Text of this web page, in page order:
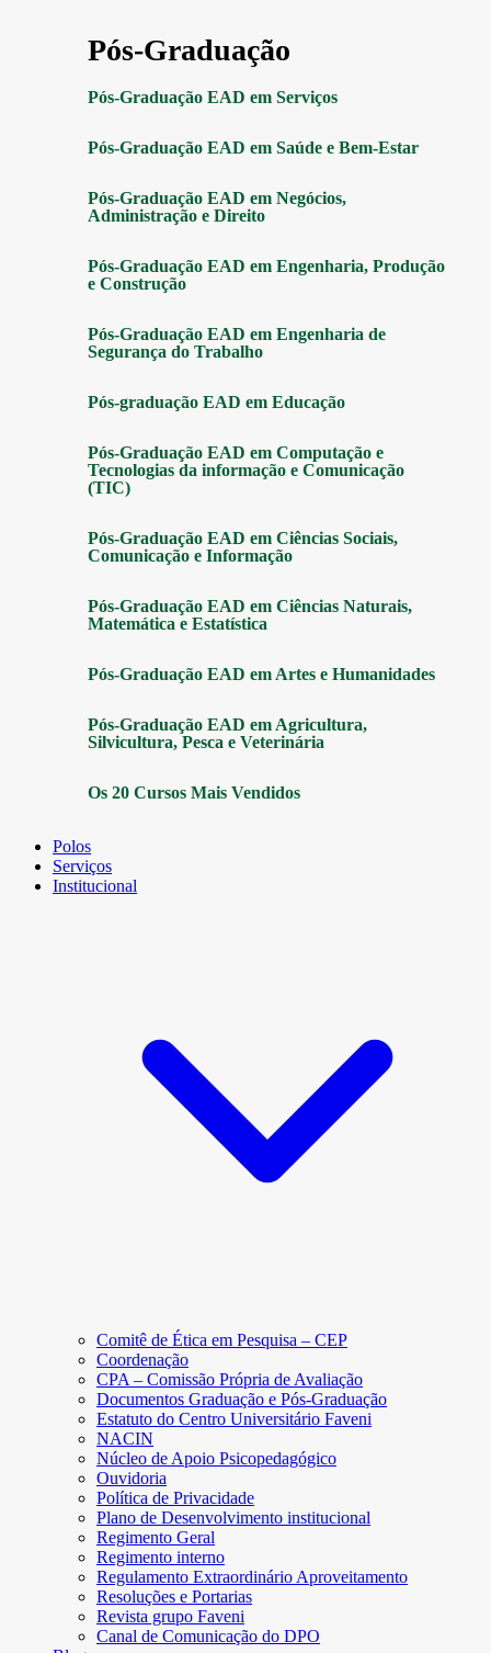
Pós-Graduação
Pós-Graduação EAD em Serviços
Pós-Graduação EAD em Saúde e Bem-Estar
Pós-Graduação EAD em Negócios,
Administração e Direito
Pós-Graduação EAD em Engenharia, Produção
e Construção
Pós-Graduação EAD em Engenharia de
Segurança do Trabalho
Pós-graduação EAD em Educação
Pós-Graduação EAD em Computação e
Tecnologias da informação e Comunicação
(TIC)
Pós-Graduação EAD em Ciências Sociais,
Comunicação e Informação
Pós-Graduação EAD em Ciências Naturais,
Matemática e Estatística
Pós-Graduação EAD em Artes e Humanidades
Pós-Graduação EAD em Agricultura,
Silvicultura, Pesca e Veterinária
Os 20 Cursos Mais Vendidos
Polos
Serviços
Institucional
Comitê de Ética em Pesquisa – CEP
Coordenação
CPA – Comissão Própria de Avaliação
Documentos Graduação e Pós-Graduação
Estatuto do Centro Universitário Faveni
NACIN
Núcleo de Apoio Psicopedagógico
Ouvidoria
Política de Privacidade
Plano de Desenvolvimento institucional
Regimento Geral
Regimento interno
Regulamento Extraordinário Aproveitamento
Resoluções e Portarias
Revista grupo Faveni
Canal de Comunicação do DPO